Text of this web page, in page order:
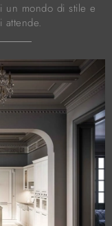
un mondo di stile e